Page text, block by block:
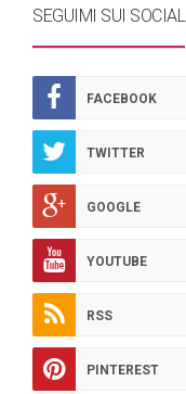
SEGUIMI SUI SOCIAL
FACEBOOK
TWITTER
GOOGLE
YOUTUBE
RSS
PINTEREST